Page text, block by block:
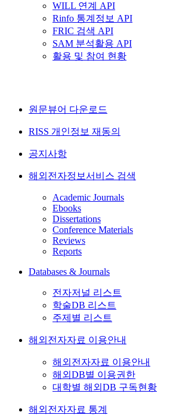
WILL 연계 API
Rinfo 통계정보 API
FRIC 검색 API
SAM 분석활용 API
활용 및 참여 현황
원문뷰어 다운로드
RISS 개인정보 재동의
공지사항
해외전자정보서비스 검색
Academic Journals
Ebooks
Dissertations
Conference Materials
Reviews
Reports
Databases & Journals
전자저널 리스트
학술DB 리스트
주제별 리스트
해외전자자료 이용안내
해외전자자료 이용안내
해외DB별 이용권한
대학별 해외DB 구독현황
해외전자자료 통계